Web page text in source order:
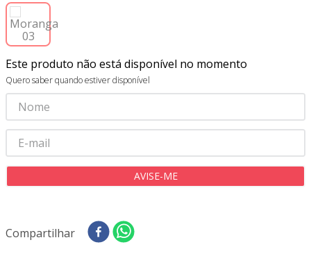
Este produto não está disponível no momento
Quero saber quando estiver disponível
Compartilhar
6
tecido tricoline
7º
percal
tricoline digital
9º
tecido oxford
10º toalha mesa